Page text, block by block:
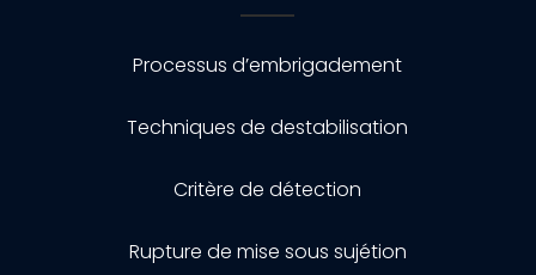
Processus d’embrigadement
Techniques de destabilisation
Critère de détection
Rupture de mise sous sujétion